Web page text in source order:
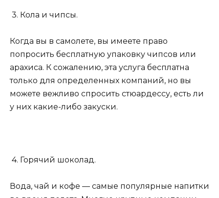
3. Кола и чипсы.
Когда вы в самолете, вы имеете право
попросить бесплатную упаковку чипсов или
арахиса. К сожалению, эта услуга бесплатна
только для определенных компаний, но вы
можете вежливо спросить стюардессу, есть ли
у них какие-либо закуски.
4. Горячий шоколад.
Вода, чай и кофе — самые популярные напитки